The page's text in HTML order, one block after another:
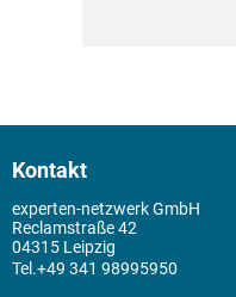
Kontakt
experten-netzwerk GmbH
Reclamstraße 42
04315 Leipzig
+49 341 98995950